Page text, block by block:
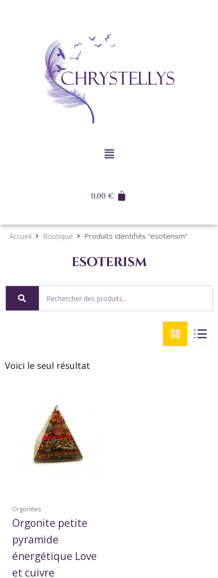
0,00€
Accueil Boutique Produits identifiés “esoterism”
esoterism
Voici le seul résultat
Orgonites
Orgonite petite
pyramide
énergétique Love
et cuivre